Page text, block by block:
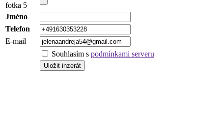
fotka 5
Jméno
Telefon
E-mail
Souhlasím s podmínkami serveru